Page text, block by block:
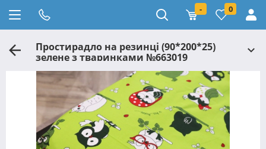
- 0
Простирадло на резинці (90*200*25)
зелене з тваринками №663019